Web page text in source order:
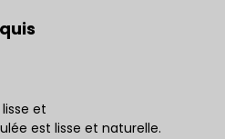
et
est lisse et naturelle.